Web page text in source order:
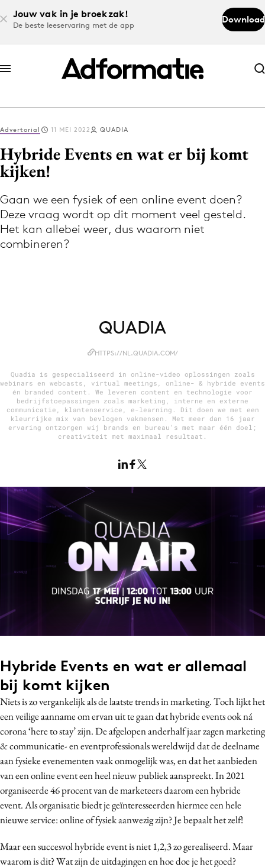
Jouw vak in je broekzak!
De beste leeservaring met de app
Download
Abonneer nu
Abonneer nu
Log in
Volg het laatste nieuws via de Adformatie
Nieuws app
9 sept: GenAI-training
12 nov: MarketingLive!
Adverteren
Events
Opleidingen
Topics
Artificial Intelligence
Bureaus
Carriere
Contentmarketing
Craft
Design
Digital transformation
Diversiteit
Effectiviteit
Gedragsverandering
Influencer marketing
Interne communicatie
Martech
Media
Merkstrategie
PR
Programmatic
Advertorial 11 MEI 2022 QUADIA
Hybride Events en wat er bij komt
kijken!
Gaan we een fysiek of een online event doen?
Deze vraag wordt op dit moment veel gesteld.
Het kan allebei weer, dus waarom niet
combineren?
QUADIA
HTTPS://NL.QUADIA.COM/
Quadia is gespecialiseerd in online-video oplossingen zoals
webinars en webcasts, virtual meetings, online- & hybride events
én branded content. We leveren content en technologie voor
bedrijfstoepassingen zoals marketing, interne en externe
communicatie, klantenservice, e-learning. Dit doen we met een
kleurrijke mix van bevlogen vakmensen. Met meer dan 16 jaar
ervaring ontzorgen wij brands en bureau’s met maar één doel;
creativiteit met maximaal resultaat.
Hybride Events en wat er allemaal
bij komt kijken
Niets is zo vergankelijk als de laatste trends in marketing. Toch lijkt het
een veilige aanname om ervan uit te gaan dat hybride events ook ná
corona ‘here to stay’ zijn. De afgelopen anderhalf jaar zagen marketing
& communicatie- en eventprofessionals wereldwijd dat de deelname
aan fysieke evenementen vaak onmogelijk was, en dat het aanbieden
van een online event een heel nieuw publiek aanspreekt. In 2021
organiseerde 46 procent van de marketeers daarom een hybride
event. Als organisatie biedt je geïnteresseerden hiermee een hele
nieuwe service: online of fysiek aanwezig zijn? Je bepaalt het zelf!
Maar een succesvol hybride event is niet 1,2,3 zo gerealiseerd. Maar
waarom is dit? Wat zijn de uitdagingen en hoe doe je het goed?